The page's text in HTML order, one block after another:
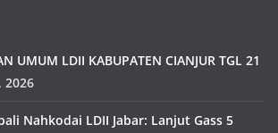
UMUM LDII KABUPATEN CIANJUR TGL 21
2026
Nahkodai LDII Jabar: Lanjut Gass 5